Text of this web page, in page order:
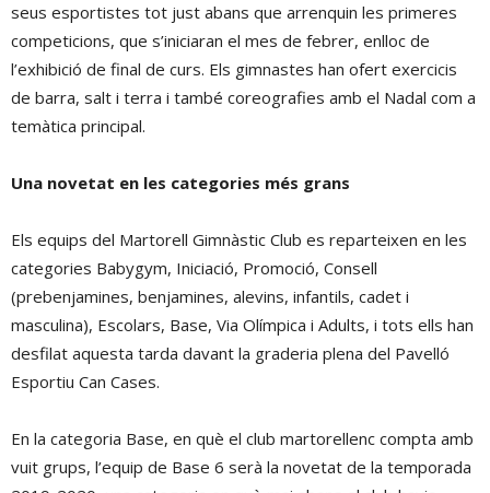
seus esportistes tot just abans que arrenquin les primeres
competicions, que s’iniciaran el mes de febrer, enlloc de
l’exhibició de final de curs. Els gimnastes han ofert exercicis
de barra, salt i terra i també coreografies amb el Nadal com a
temàtica principal.
Una novetat en les categories més grans
Els equips del Martorell Gimnàstic Club es reparteixen en les
categories Babygym, Iniciació, Promoció, Consell
(prebenjamines, benjamines, alevins, infantils, cadet i
masculina), Escolars, Base, Via Olímpica i Adults, i tots ells han
desfilat aquesta tarda davant la graderia plena del Pavelló
Esportiu Can Cases.
En la categoria Base, en què el club martorellenc compta amb
vuit grups, l’equip de Base 6 serà la novetat de la temporada